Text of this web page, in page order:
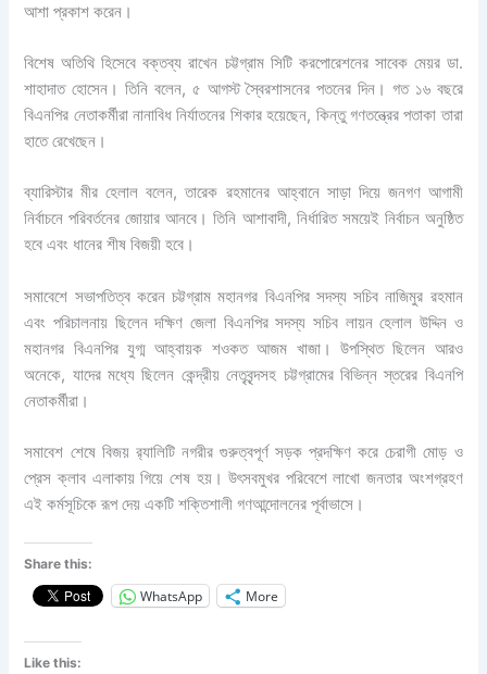
আশা প্রকাশ করেন।
বিশেষ অতিথি হিসেবে বক্তব্য রাখেন চট্টগ্রাম সিটি করপোরেশনের সাবেক মেয়র ডা.
শাহাদাত হোসেন। তিনি বলেন, ৫ আগস্ট স্বৈরশাসনের পতনের দিন। গত ১৬ বছরে
বিএনপির নেতাকর্মীরা নানাবিধ নির্যাতনের শিকার হয়েছেন, কিন্তু গণতন্ত্রের পতাকা তারা
হাতে রেখেছেন।
ব্যারিস্টার মীর হেলাল বলেন, তারেক রহমানের আহ্বানে সাড়া দিয়ে জনগণ আগামী
নির্বাচনে পরিবর্তনের জোয়ার আনবে। তিনি আশাবাদী, নির্ধারিত সময়েই নির্বাচন অনুষ্ঠিত
হবে এবং ধানের শীষ বিজয়ী হবে।
সমাবেশে সভাপতিত্ব করেন চট্টগ্রাম মহানগর বিএনপির সদস্য সচিব নাজিমুর রহমান
এবং পরিচালনায় ছিলেন দক্ষিণ জেলা বিএনপির সদস্য সচিব লায়ন হেলাল উদ্দিন ও
মহানগর বিএনপির যুগ্ম আহ্বায়ক শওকত আজম খাজা। উপস্থিত ছিলেন আরও
অনেকে, যাদের মধ্যে ছিলেন কেন্দ্রীয় নেতৃবৃন্দসহ চট্টগ্রামের বিভিন্ন স্তরের বিএনপি
নেতাকর্মীরা।
সমাবেশ শেষে বিজয় র‍্যালিটি নগরীর গুরুত্বপূর্ণ সড়ক প্রদক্ষিণ করে চেরাগী মোড় ও
প্রেস ক্লাব এলাকায় গিয়ে শেষ হয়। উৎসবমুখর পরিবেশে লাখো জনতার অংশগ্রহণ
এই কর্মসূচিকে রূপ দেয় একটি শক্তিশালী গণআন্দোলনের পূর্বাভাসে।
Share this:
WhatsApp More
Like this: